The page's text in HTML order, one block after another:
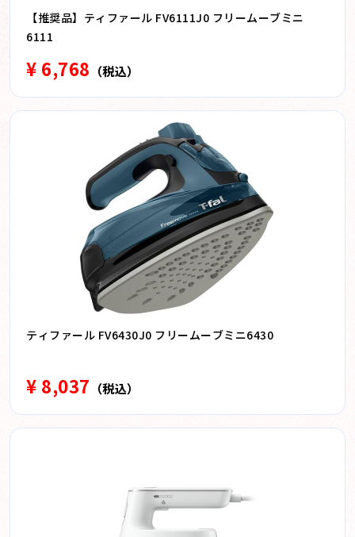
【推奨品】ティファール FV6111J0 フリームーブミニ
6111
¥ 6,768 （税込）
ティファール FV6430J0 フリームーブミニ6430
¥ 8,037 （税込）